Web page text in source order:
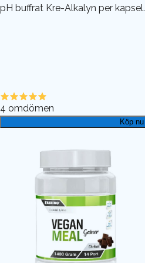
pH buffrat Kre-Alkalyn per kapsel.
4 omdömen
Köp nu